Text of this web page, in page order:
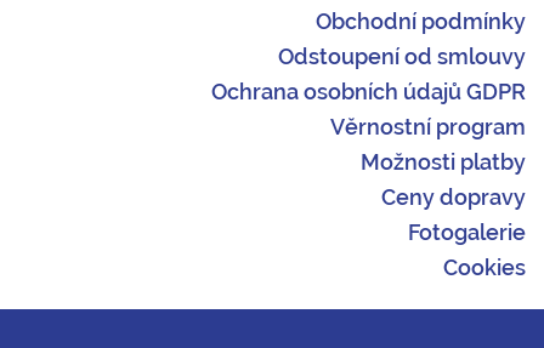
Obchodní podmínky
Odstoupení od smlouvy
Ochrana osobních údajů GDPR
Věrnostní program
Možnosti platby
Ceny dopravy
Fotogalerie
Cookies